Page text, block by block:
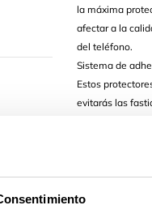
la máxima
afectar a la
del teléfono.
Sistema de
Estos
evitarás las
reduce
de huellas